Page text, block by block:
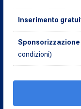
Inserimento
condizioni)